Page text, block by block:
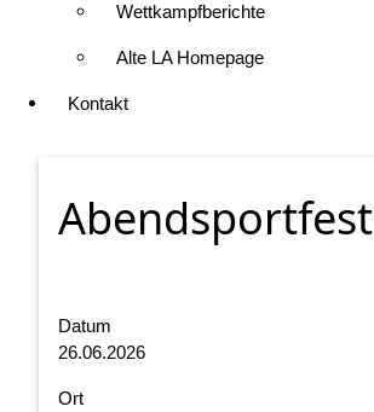
Wettkampfberichte
Alte LA Homepage
Kontakt
Abendsportfest
Datum
26.06.2026
Ort